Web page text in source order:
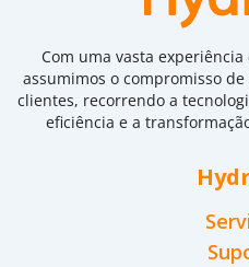
Com uma vasta
assumimos o compromisso
clientes, recorrendo a
eficiência e a